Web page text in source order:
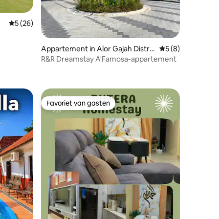
Gemiddelde beoordeling van 5 uit 5, 26 recensies
5 (26)
Appartement in Alor Gajah Distric
t
Gemiddelde
5 (8)
R&R Dreamstay A'Famosa-appartement
Favoriet van gasten
Favoriet van gasten